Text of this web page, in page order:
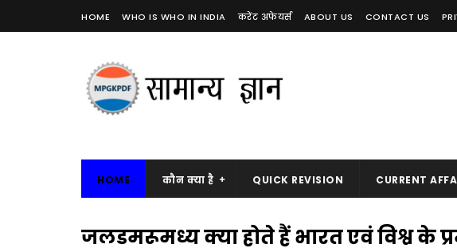
HOME WHO IS WHO IN INDIA करेंट अफेयर्स ABOUT US CONTACT US
HOME कौन क्या है QUICK REVISION CURRENT
जलडमरूमध्य क्या होते हैं भारत एवं विश्व के